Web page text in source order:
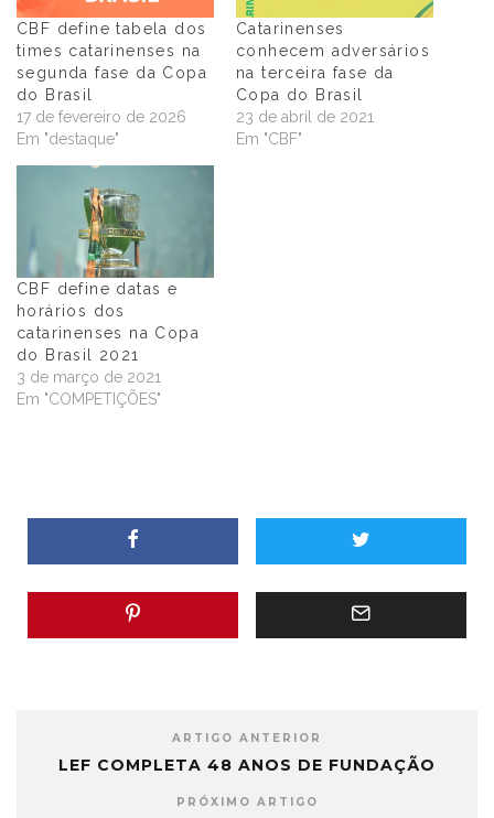
CBF define tabela dos
times catarinenses na
segunda fase da Copa
do Brasil
17 de fevereiro de 2026
Em "destaque"
Catarinenses
conhecem adversários
na terceira fase da
Copa do Brasil
23 de abril de 2021
Em "CBF"
CBF define datas e
horários dos
catarinenses na Copa
do Brasil 2021
3 de março de 2021
Em "COMPETIÇÕES"
ARTIGO ANTERIOR
LEF COMPLETA 48 ANOS DE FUNDAÇÃO
PRÓXIMO ARTIGO